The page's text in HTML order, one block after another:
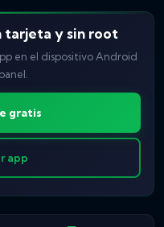
tarjeta y sin root
en el dispositivo Android
gratis
app